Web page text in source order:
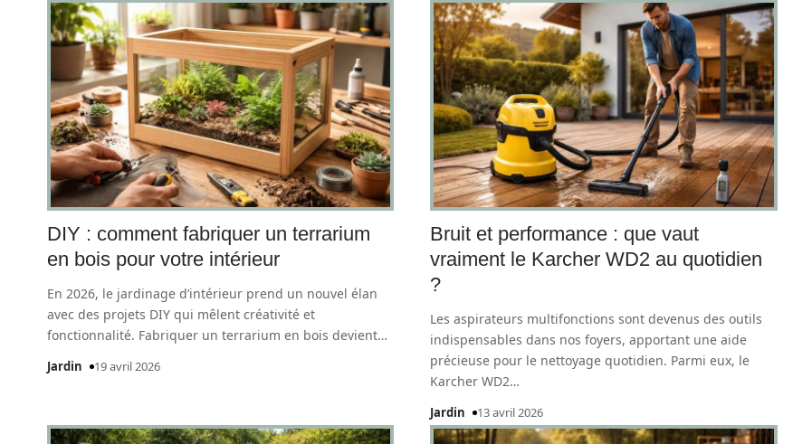
DIY : comment fabriquer un terrarium
en bois pour votre intérieur
En 2026, le jardinage d’intérieur prend un nouvel élan
avec des projets DIY qui mêlent créativité et
fonctionnalité. Fabriquer un terrarium en bois devient…
Jardin 19 avril 2026
Bruit et performance : que vaut
vraiment le Karcher WD2 au quotidien
?
Les aspirateurs multifonctions sont devenus des outils
indispensables dans nos foyers, apportant une aide
précieuse pour le nettoyage quotidien. Parmi eux, le
Karcher WD2…
Jardin 13 avril 2026